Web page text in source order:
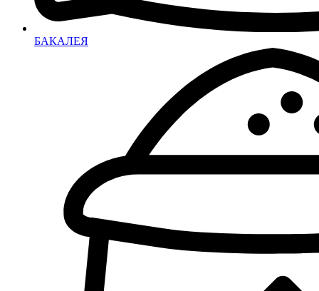
БАКАЛЕЯ